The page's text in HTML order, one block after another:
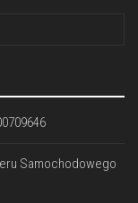
Samochodowego